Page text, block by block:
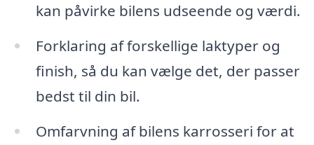
kan påvirke bilens udseende og værdi.
Forklaring af forskellige laktyper og
finish, så du kan vælge det, der passer
bedst til din bil.
Omfarvning af bilens karrosseri for at